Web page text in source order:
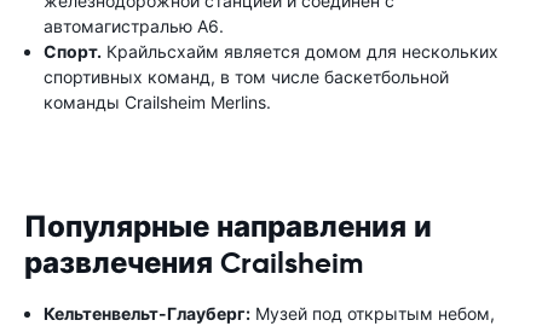
автомагистралью A6.
Спорт. Крайльсхайм является домом для нескольких
спортивных команд, в том числе баскетбольной
команды Crailsheim Merlins.
Популярные направления и
развлечения Crailsheim
Кельтенвельт-Глауберг: Музей под открытым небом,